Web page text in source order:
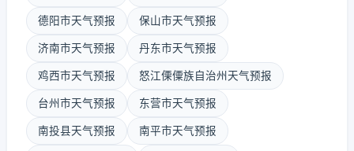
德阳市天气预报 保山市天气预报
济南市天气预报 丹东市天气预报
鸡西市天气预报 怒江傈僳族自治州天气预报
台州市天气预报 东营市天气预报
南投县天气预报 南平市天气预报